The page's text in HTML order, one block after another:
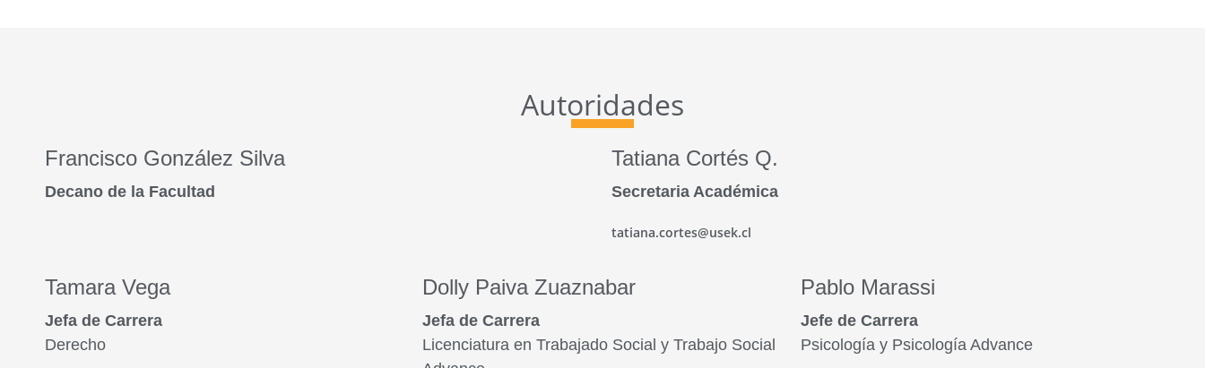
Autoridades
Francisco González Silva
Decano de la Facultad
Tatiana Cortés Q.
Secretaria Académica
tatiana.cortes@usek.cl
Tamara Vega
Jefa de Carrera
Derecho
Dolly Paiva Zuaznabar
Jefa de Carrera
Licenciatura en Trabajado Social y Trabajo Social
Pablo Marassi
Jefe de Carrera
Psicología y Psicología Advance